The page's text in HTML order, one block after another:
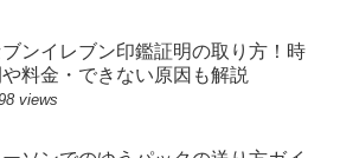
ブンイレブン印鑑証明の取り方！時
や料金・できない原因も解説
views